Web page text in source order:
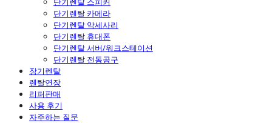
단기렌탈 카메라
단기렌탈 악세사리
단기렌탈 휴대폰
단기렌탈 서버/워크스테이션
단기렌탈 전동공구
장기렌탈
렌탈연장
리퍼판매
사용 후기
자주하는 질문